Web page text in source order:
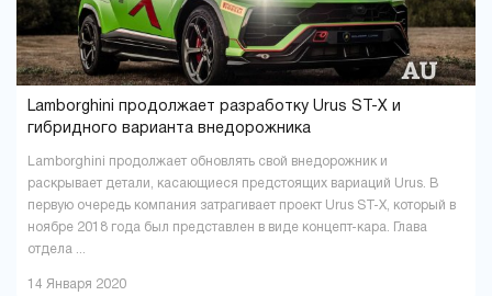
Lamborghini продолжает разработку Urus ST-X и
гибридного варианта внедорожника
Lamborghini продолжает обновлять свой внедорожник и
раскрывает детали, касающиеся предстоящих вариаций Urus. В
первую очередь компания затрагивает проект Urus ST-X, который в
ноябре 2018 года был представлен в виде концепт-кара. Глава
отдела ...
14 Января 2020